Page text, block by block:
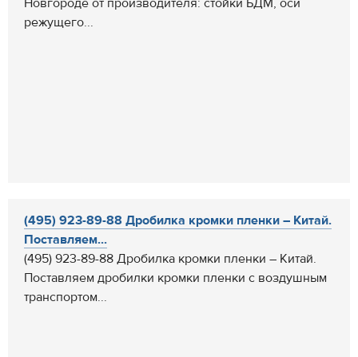
Новгороде от производителя: стойки БДМ, оси
режущего...
(495) 923-89-88 Дробилка кромки пленки – Китай.
Поставляем...
(495) 923-89-88 Дробилка кромки пленки – Китай.
Поставляем дробилки кромки пленки с воздушным
транспортом...